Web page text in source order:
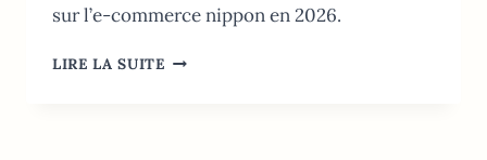
sur l’e-commerce nippon en 2026.
LIRE LA SUITESHOPPING